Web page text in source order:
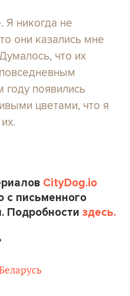
Я никогда не
они казались мне
что их
появились
цветами, что я
CityDog.io
с письменного
Подробности здесь.